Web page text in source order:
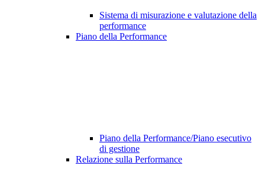
Sistema di misurazione e valutazione della
performance
Piano della Performance
Piano della Performance/Piano esecutivo
di gestione
Relazione sulla Performance